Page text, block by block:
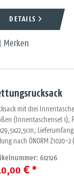
DETAILS
Merken
mit drei
(Innentaschenset 1);
nach ÖNORM Z1020-2
612126
€ *